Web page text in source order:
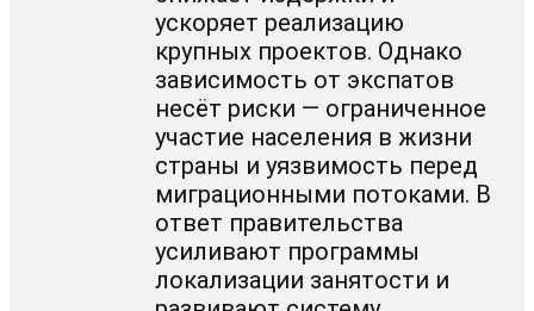
ускоряет реализацию
крупных проектов. Однако
зависимость от экспатов
несёт риски — ограниченное
участие населения в жизни
страны и уязвимость перед
миграционными потоками. В
ответ правительства
усиливают программы
локализации занятости и